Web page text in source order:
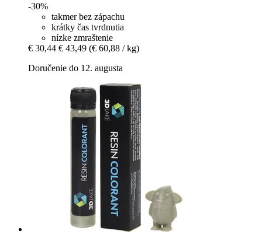
-30%
takmer bez zápachu
krátky čas tvrdnutia
nízke zmraštenie
€ 30,44 € 43,49 (€ 60,88 / kg)
Doručenie do 12. augusta